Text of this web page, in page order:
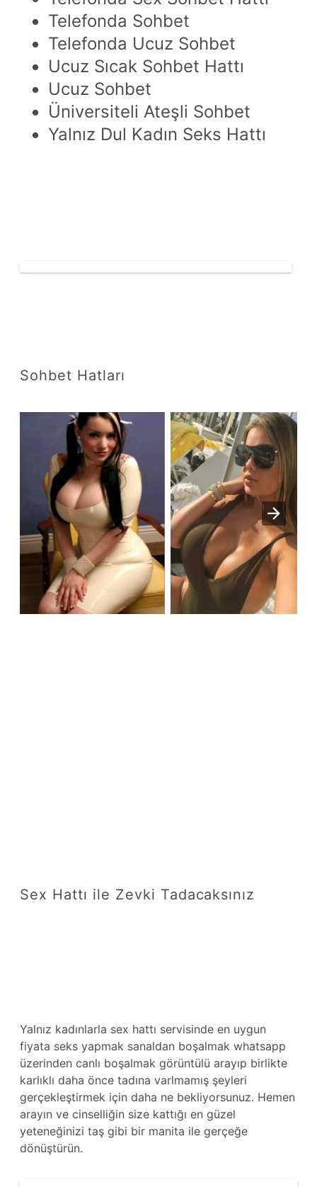
Telefonda Sohbet
Telefonda Ucuz Sohbet
Ucuz Sıcak Sohbet Hattı
Ucuz Sohbet
Üniversiteli Ateşli Sohbet
Yalnız Dul Kadın Seks Hattı
Sohbet Hatları
Sex Hattı ile Zevki Tadacaksınız
Yalnız kadınlarla sex hattı servisinde en uygun
fiyata seks yapmak sanaldan boşalmak whatsapp
üzerinden canlı boşalmak görüntülü arayıp birlikte
karlıklı daha önce tadına varlmamış şeyleri
gerçekleştirmek için daha ne bekliyorsunuz. Hemen
arayın ve cinselliğin size kattığı en güzel
yeteneğinizi taş gibi bir manita ile gerçeğe
dönüştürün.